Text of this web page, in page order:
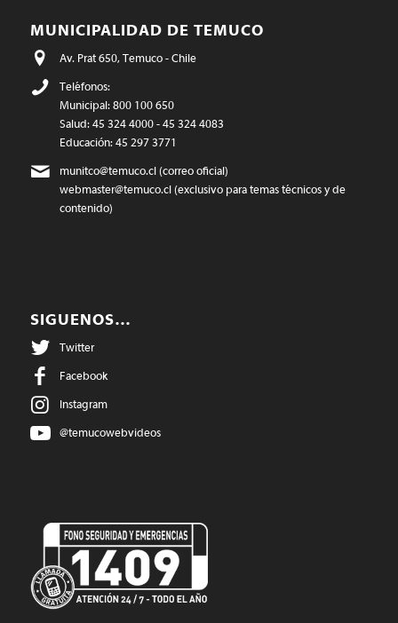
MUNICIPALIDAD DE TEMUCO
Av. Prat 650, Temuco - Chile
Teléfonos:
Municipal: 800 100 650
Salud: 45 324 4000 - 45 324 4083
Educación: 45 297 3771
munitco@temuco.cl(correo oficial)
webmaster@temuco.cl(exclusivo para temas técnicos y de
contenido)
SIGUENOS…
Twitter
Facebook
Instagram
@temucowebvideos